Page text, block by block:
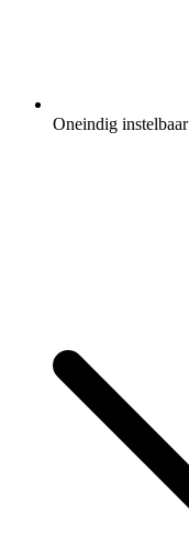
Oneindig instelbaar